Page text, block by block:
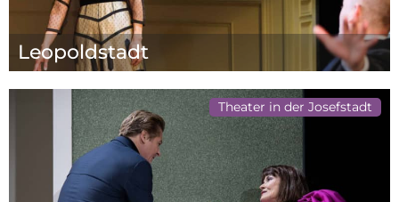
Leopoldstadt
Theater in der Josefstadt